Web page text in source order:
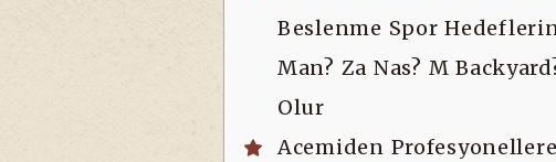
Beslenme Spor
Man? Za Nas? M
Olur
Acemiden